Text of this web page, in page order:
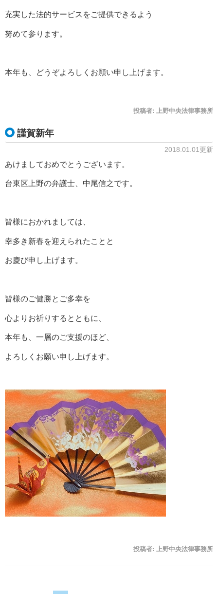
充実した法的サービスをご提供できるよう
努めて参ります。
本年も、どうぞよろしくお願い申し上げます。
投稿者: 上野中央法律事務所
謹賀新年
2018.01.01更新
あけましておめでとうございます。
台東区上野の弁護士、中尾信之です。
皆様におかれましては、
幸多き新春を迎えられたことと
お慶び申し上げます。
皆様のご健勝とご多幸を
心よりお祈りするとともに、
本年も、一層のご支援のほど、
よろしくお願い申し上げます。
投稿者: 上野中央法律事務所